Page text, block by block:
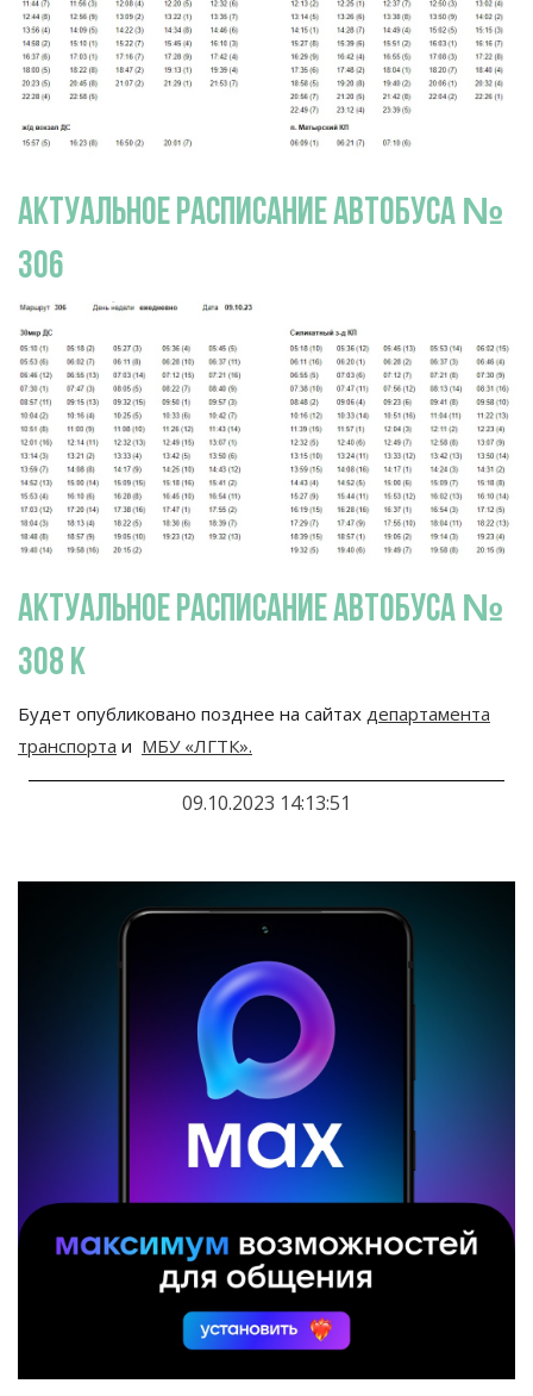
актуальное расписание автобуса №
306
актуальное расписание автобуса №
308 к
Будет опубликовано позднее на сайтах департамента
транспорта и МБУ «ЛГТК».
09.10.2023 14:13:51